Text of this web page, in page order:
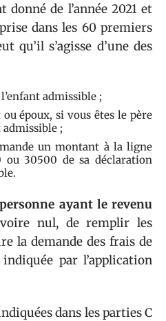
de l’année 2021 et
dans les 60 premiers
qu’il s’agisse d’une des
admissible ;
époux, si vous êtes le père
admissible ;
un montant à la ligne
ou 30500 de sa déclaration
personne ayant le revenu
nul, de remplir les
la demande des frais de
indiquée par l’application
dans les parties C